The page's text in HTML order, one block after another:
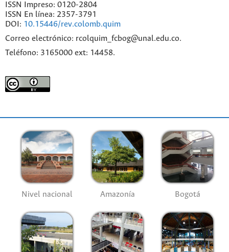
ISSN Impreso: 0120-2804
ISSN En línea: 2357-3791
DOI: 10.15446/rev.colomb.quim
Correo electrónico: rcolquim_fcbog@unal.edu.co.
Teléfono: 3165000 ext: 14458.
Nivel nacional Amazonía Bogotá